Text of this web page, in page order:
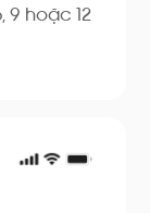
9 hoặc 12